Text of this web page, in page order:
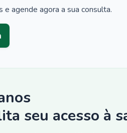
agende agora a sua consulta.
seu acesso à